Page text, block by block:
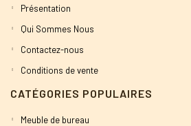
Présentation
Qui Sommes Nous
Contactez-nous
Conditions de vente
CATÉGORIES POPULAIRES
Meuble de bureau